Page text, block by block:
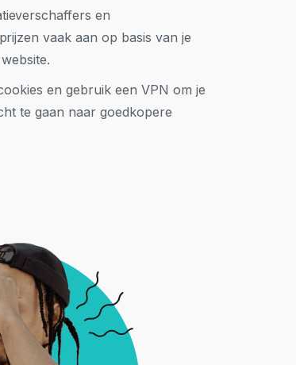
en
vaak aan op basis van je
en gebruik een VPN om je
te gaan naar goedkopere